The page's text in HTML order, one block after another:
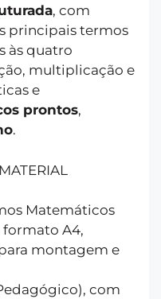
, com
principais termos
às quatro
multiplicação e
e
prontos,
.
Matemáticos
formato A4,
montagem e
com